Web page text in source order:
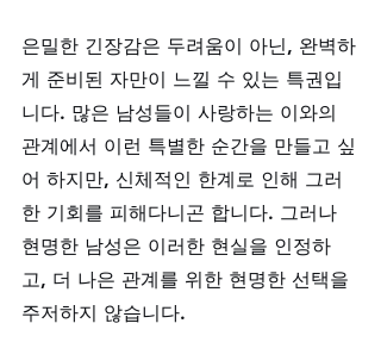
은밀한 긴장감은 두려움이 아닌, 완벽하
게 준비된 자만이 느낄 수 있는 특권입
니다. 많은 남성들이 사랑하는 이와의
관계에서 이런 특별한 순간을 만들고 싶
어 하지만, 신체적인 한계로 인해 그러
한 기회를 피해다니곤 합니다. 그러나
현명한 남성은 이러한 현실을 인정하
고, 더 나은 관계를 위한 현명한 선택을
주저하지 않습니다.